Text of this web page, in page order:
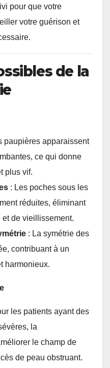
pour que votre
votre guérison et
de la
paupières apparaissent
ce qui donne
plus vif.
: Les poches sous les
réduites, éliminant
et de vieillissement.
: La symétrie des
contribuant à un
harmonieux.
les patients ayant des
la
le champ de
de peau obstruant.